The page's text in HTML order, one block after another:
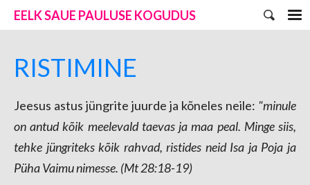
EELK SAUE PAULUSE KOGUDUS
RISTIMINE
Jeesus astus jüngrite juurde ja kõneles neile: "minule
on antud kõik meelevald taevas ja maa peal. Minge siis,
tehke jüngriteks kõik rahvad, ristides neid Isa ja Poja ja
Püha Vaimu nimesse. (Mt 28:18-19)